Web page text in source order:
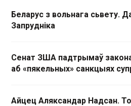
Беларус з вольнага сьвету.
Запрудніка
Сенат ЗША падтрымаў
аб «пякельных» санкцыях
Айцец Аляксандар Надсан.